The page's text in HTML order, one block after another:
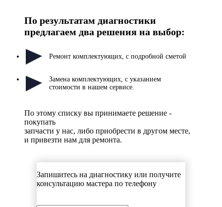
Запишитесь на диагностику или получите
консультацию мастера по телефону
По результатам диагностики
предлагаем два решения на выбор:
Ремонт комплектующих, с подробной сметой
Замена комплектующих, с указанием
стоимости в нашем сервисе.
По этому списку вы принимаете решение -
покупать
запчасти у нас, либо приобрести в другом месте,
и привезти нам для ремонта.